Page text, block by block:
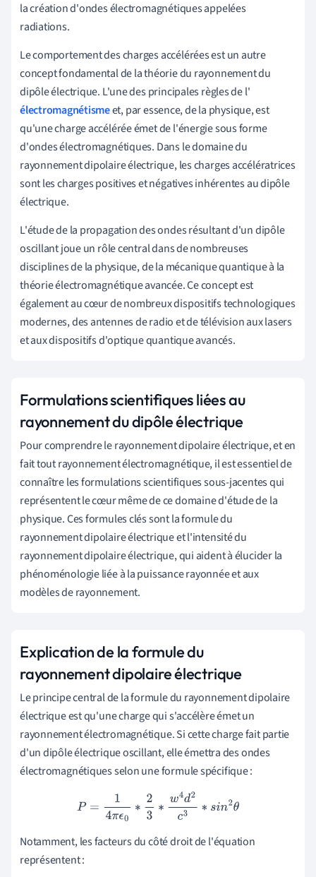
la création d'ondes électromagnétiques appelées
radiations.
Le comportement des charges accélérées est un autre
concept fondamental de la théorie du rayonnement du
dipôle électrique. L'une des principales règles de l'
électromagnétismeet, par essence, de la physique, est
qu'une charge accélérée émet de l'énergie sous forme
d'ondes électromagnétiques. Dans le domaine du
rayonnement dipolaire électrique, les charges accélératrices
sont les charges positives et négatives inhérentes au dipôle
électrique.
L'étude de la propagation des ondes résultant d'un dipôle
oscillant joue un rôle central dans de nombreuses
disciplines de la physique, de la mécanique quantique à la
théorie électromagnétique avancée. Ce concept est
également au cœur de nombreux dispositifs technologiques
modernes, des antennes de radio et de télévision aux lasers
et aux dispositifs d'optique quantique avancés.
Formulations scientifiques liées au
rayonnement du dipôle électrique
Pour comprendre le rayonnement dipolaire électrique, et en
fait tout rayonnement électromagnétique, il est essentiel de
connaître les formulations scientifiques sous-jacentes qui
représentent le cœur même de ce domaine d'étude de la
physique. Ces formules clés sont la formule du
rayonnement dipolaire électrique et l'intensité du
rayonnement dipolaire électrique, qui aident à élucider la
phénoménologie liée à la puissance rayonnée et aux
modèles de rayonnement.
Explication de la formule du
rayonnement dipolaire électrique
Le principe central de la formule du rayonnement dipolaire
électrique est qu'une charge qui s'accélère émet un
rayonnement électromagnétique. Si cette charge fait partie
d'un dipôle électrique oscillant, elle émettra des ondes
électromagnétiques selon une formule spécifique :
πϵ ∗2 3∗ w 4d2c3∗ s n2θ
Notamment, les facteurs du côté droit de l'équation
représentent :